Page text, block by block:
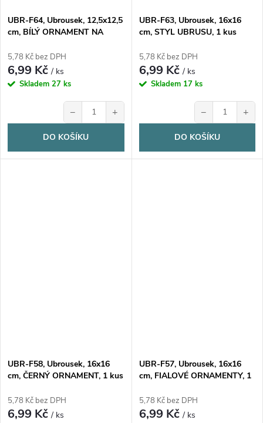
UBR-F64, Ubrousek, 12,5x12,5
cm, BÍLÝ ORNAMENT NA
5,78 Kč bez DPH
6,99 Kč/ ks
Skladem 27 ks
− +
DO KOŠÍKU
UBR-F63, Ubrousek, 16x16
cm, STYL UBRUSU, 1 kus
5,78 Kč bez DPH
6,99 Kč/ ks
Skladem 17 ks
− +
DO KOŠÍKU
UBR-F58, Ubrousek, 16x16
cm, ČERNÝ ORNAMENT, 1 kus
5,78 Kč bez DPH
6,99 Kč/ ks
UBR-F57, Ubrousek, 16x16
cm, FIALOVÉ ORNAMENTY, 1
5,78 Kč bez DPH
6,99 Kč/ ks